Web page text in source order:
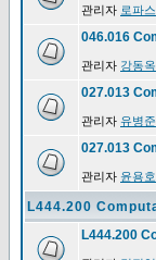
관리자 로파스
046.016
관리자 강동옥
027.013
관리자 유병준
027.013
관리자 윤용호
L444.200
L444.200